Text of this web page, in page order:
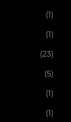
(1)
(1)
(23)
(5)
(1)
(1)